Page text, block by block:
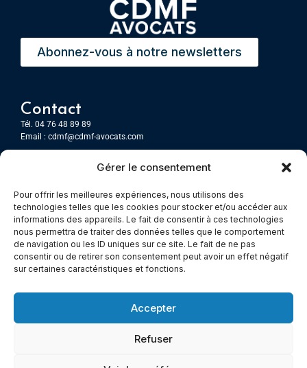
Gérer le consentement
Pour offrir les meilleures expériences, nous utilisons des
technologies telles que les cookies pour stocker et/ou accéder aux
informations des appareils. Le fait de consentir à ces technologies
nous permettra de traiter des données telles que le comportement
de navigation ou les ID uniques sur ce site. Le fait de ne pas
consentir ou de retirer son consentement peut avoir un effet négatif
sur certaines caractéristiques et fonctions.
Accepter
Refuser
Abonnez-vous à notre newsletters
Contact
Tél. 04 76 48 89 89
Email : cdmf@cdmf-avocats.com
7 Place Firmin Gautier
CS 80476
38016 GRENOBLE, Cedex 1
Chambery
Immeuble le Paris
73000 Chambéry
© All rights reserved